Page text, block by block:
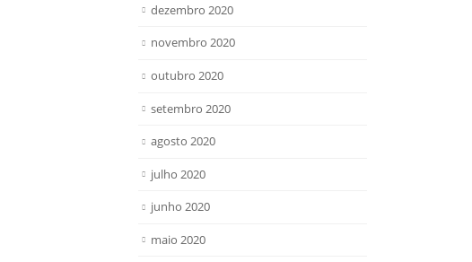
dezembro 2020
novembro 2020
outubro 2020
setembro 2020
agosto 2020
julho 2020
junho 2020
maio 2020